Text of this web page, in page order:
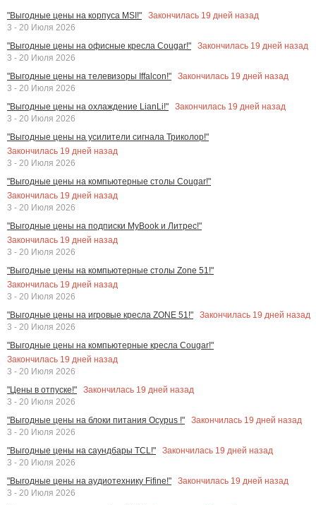
"Выгодные цены на корпуса MSI!"
Закончилась 19 дней назад
3 - 20 Июля 2026
"Выгодные цены на офисные кресла Cougar!"
Закончилась 19 дней назад
3 - 20 Июля 2026
"Выгодные цены на телевизоры Iffalcon!"
Закончилась 19 дней назад
3 - 20 Июля 2026
"Выгодные цены на охлаждение LianLi!"
Закончилась 19 дней назад
3 - 20 Июля 2026
"Выгодные цены на усилители сигнала Триколор!"
Закончилась 19 дней назад
3 - 20 Июля 2026
"Выгодные цены на компьютерные столы Cougar!"
Закончилась 19 дней назад
3 - 20 Июля 2026
"Выгодные цены на подписки MyBook и Литрес!"
Закончилась 19 дней назад
3 - 20 Июля 2026
"Выгодные цены на компьютерные столы Zone 51!"
Закончилась 19 дней назад
3 - 20 Июля 2026
"Выгодные цены на игровые кресла ZONE 51!"
Закончилась 19 дней назад
3 - 20 Июля 2026
"Выгодные цены на компьютерные кресла Cougar!"
Закончилась 19 дней назад
3 - 20 Июля 2026
"Цены в отпуске!"
Закончилась 19 дней назад
3 - 20 Июля 2026
"Выгодные цены на блоки питания Ocypus !"
Закончилась 19 дней назад
3 - 20 Июля 2026
"Выгодные цены на саундбары TCL!"
Закончилась 19 дней назад
3 - 20 Июля 2026
"Выгодные цены на аудиотехнику Fifine!"
Закончилась 19 дней назад
3 - 20 Июля 2026